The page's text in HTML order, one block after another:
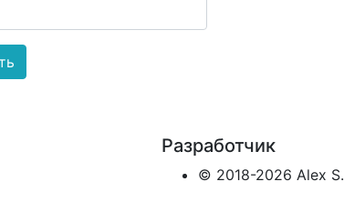
Разработчик
© 2018-2026 Alex S.